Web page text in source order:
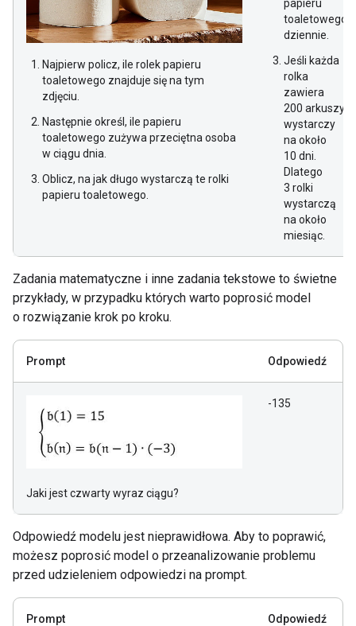
Najpierw policz, ile rolek papieru
toaletowego znajduje się na tym
zdjęciu.
Następnie określ, ile papieru
toaletowego zużywa przeciętna osoba
w ciągu dnia.
Oblicz, na jak długo wystarczą te rolki
papieru toaletowego.
papieru
toaletowego
dziennie.
Jeśli każda
rolka
zawiera
200 arkuszy,
wystarczy
na około
10 dni.
Dlatego
3 rolki
wystarczą
na około
miesiąc.
Zadania matematyczne i inne zadania tekstowe to świetne
przykłady, w przypadku których warto poprosić model
o rozwiązanie krok po kroku.
Prompt Odpowiedź
Jaki jest czwarty wyraz ciągu?
-135
Odpowiedź modelu jest nieprawidłowa. Aby to poprawić,
możesz poprosić model o przeanalizowanie problemu
przed udzieleniem odpowiedzi na prompt.
Prompt Odpowiedź